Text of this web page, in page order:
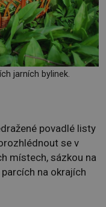
jarních bylinek.
povadlé listy
se v
místech, sázkou na
na okrajích